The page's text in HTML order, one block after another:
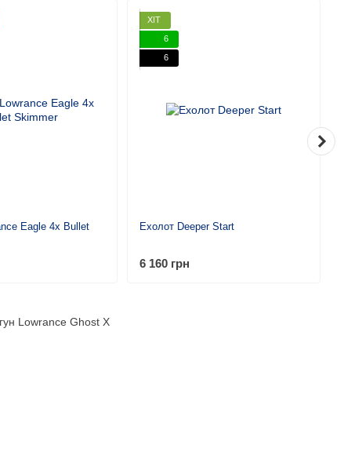
Eagle 4x Bullet
ХІТ
6
6
Ехолот Deeper Start
6 160 грн